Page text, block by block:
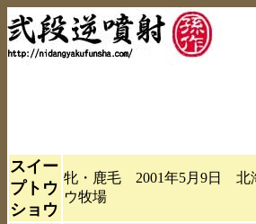
スイー
プトウ
ショウ
牝・鹿毛 2001年5月9日 北
ウ牧場